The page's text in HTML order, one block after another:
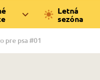
Letná
sezóna
pre psa #01